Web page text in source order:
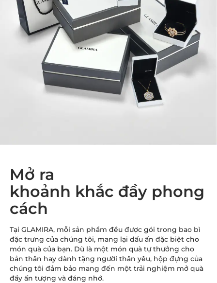
Mở ra
khoảnh khắc đầy phong
cách
Tại GLAMIRA, mỗi sản phẩm đều được gói trong bao bì
đặc trưng của chúng tôi, mang lại dấu ấn đặc biệt cho
món quà của bạn. Dù là một món quà tự thưởng cho
bản thân hay dành tặng người thân yêu, hộp đựng của
chúng tôi đảm bảo mang đến một trải nghiệm mở quà
đầy ấn tượng và đáng nhớ.